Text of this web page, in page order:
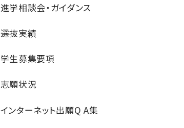
進学相談会・ガイダンス
選抜実績
学生募集要項
志願状況
インターネット出願Q A集